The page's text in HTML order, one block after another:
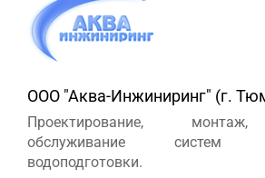
ООО "Аква-Инжиниринг" (г.
Проектирование, монтаж,
обслуживание систем
водоподготовки.